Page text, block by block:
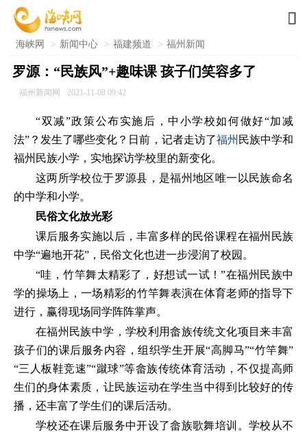

海峡网 > 新闻中心 > 福建频道 > 福州新闻
罗源：“民族风”+趣味课 孩子们笑容多了
福州新闻网 2021-11-08 09:42
“双减”政策公布实施后，中小学校如何做好“加减
法”？发生了哪些变化？日前，记者走访了福州 民族中学和
福州民族小学，实地探访学校里的新变化。
这两所学校位于罗源县，是福州地区唯一以民族命名
的中学和小学。
民俗文化放光彩
课后服务实施以后，丰富多样的民俗课程在福州民族
中学“遍地开花”，民俗文化也进一步浸润了校园。
“哇，竹竿舞太精彩了，好想试一试！”在福州民族中
学的操场上，一场精彩的竹竿舞表演在体育老师的指导下
进行，赢得现场同学阵阵掌声。
在福州民族中学，学校利用畲族传统文化项目来丰富
孩子们的课后服务内容，组织学生开展“高脚马”“竹竿舞”
“三人板鞋竞速”“蹴球”等畲族传统体育活动，不仅提高师
生们的身体素质，让民族运动在学生当中得到比较好的传
播，还丰富了学生们的课后活动。
学校还在课后服务中开设了畲族歌舞培训。学校从不